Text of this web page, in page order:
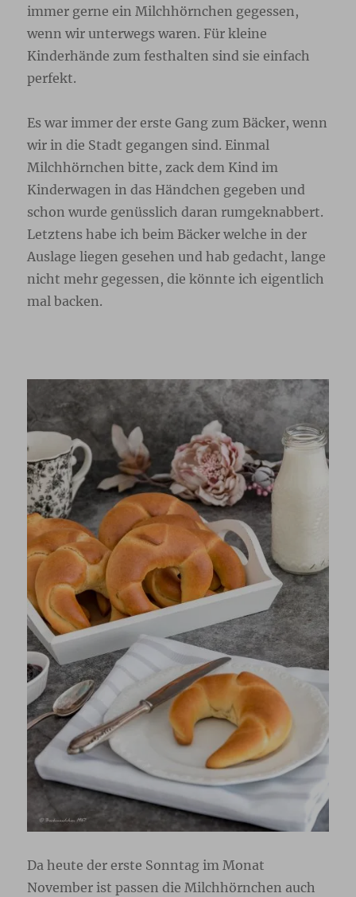
immer gerne ein Milchhörnchen gegessen,
wenn wir unterwegs waren. Für kleine
Kinderhände zum festhalten sind sie einfach
perfekt.
Es war immer der erste Gang zum Bäcker, wenn
wir in die Stadt gegangen sind. Einmal
Milchhörnchen bitte, zack dem Kind im
Kinderwagen in das Händchen gegeben und
schon wurde genüsslich daran rumgeknabbert.
Letztens habe ich beim Bäcker welche in der
Auslage liegen gesehen und hab gedacht, lange
nicht mehr gegessen, die könnte ich eigentlich
mal backen.
Da heute der erste Sonntag im Monat
November ist passen die Milchhörnchen auch